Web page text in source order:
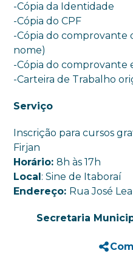
-Cópia da Identidade
-Cópia do CPF
-Cópia do comprovante
nome)
-Cópia do comprovante
-Carteira de Trabalho
Serviço
Inscrição para cursos
Firjan
Horário:8h às 17h
Local : Sine de Itaboraí
Endereço: Rua José
Secretaria